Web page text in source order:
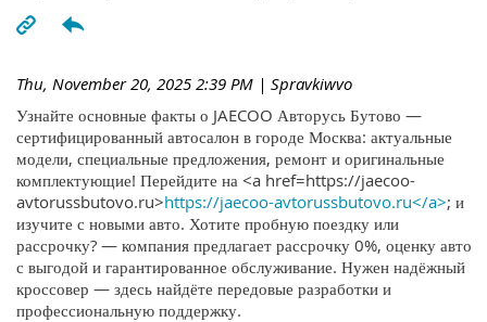
Thu, November 20, 2025 2:39 PM | Spravkiwvo
Узнайте основные факты о JAECOO Авторусь Бутово —
сертифицированный автосалон в городе Москва: актуальные
модели, специальные предложения, ремонт и оригинальные
комплектующие! Перейдите на <a href=https://jaecoo-
avtorussbutovo.ru>https://jaecoo-avtorussbutovo.ru</a>; и
изучите с новыми авто. Хотите пробную поездку или
рассрочку? — компания предлагает рассрочку 0%, оценку авто
с выгодой и гарантированное обслуживание. Нужен надёжный
кроссовер — здесь найдёте передовые разработки и
профессиональную поддержку.